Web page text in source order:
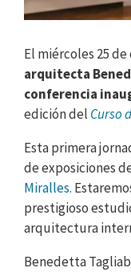
El miércoles 25 de
arquitecta
conferencia
edición del Curso
Esta primera
de exposiciones
Miralles.
prestigioso
arquitectura
Benedetta